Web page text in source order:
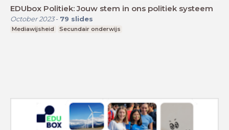
EDUbox Politiek: Jouw stem in ons politiek systeem
October 2023- 79 slides
Mediawijsheid Secundair onderwijs